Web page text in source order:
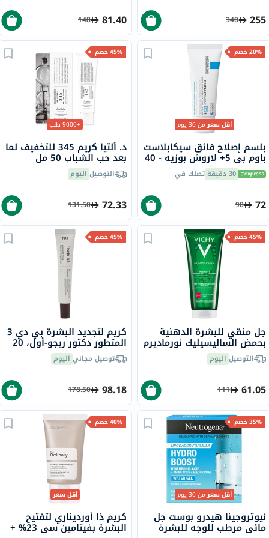
255
340
81.40
148
20% خصم
أقل سعرمن 30 يوم
بلسم إصلاح فائق سيكابلاست
باوم بي 5+ لاروش بوزيه - 40
مل 30 دقيقة تصلك في
72
90
45% خصم
+9000 طلب
د. ألتيا كريم 345 للتخفيف لما
بعد حب الشباب 50 مل
التوصيل اليوم
72.33
131.50
45% خصم
جل منقي للبشرة الدهنية
بحمض الساليسيليك نورماديرم
فيتوسوليوشن فيشي، 200
ملالتوصيل اليوم
61.05
111
45% خصم
كريم لتجديد البشرة بي دي 3
المتطور دكتور ريجو-أول، 20
ملتوصيل مجاني اليوم
98.18
178.50
35% خصم
أقل سعرمن 30 يوم
نيوتروجينا هيدرو بوست جل
مائي مرطب للوجه للبشرة
40% خصم
أقل سعر
كريم ذا أورديناري لتفتيح
البشرة بفيتامين سي 23% +